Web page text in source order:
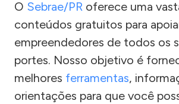
O Sebrae/PR oferece uma
conteúdos gratuitos para
empreendedores de todos os
portes. Nosso objetivo é
melhores ferramentas,
orientações para que você